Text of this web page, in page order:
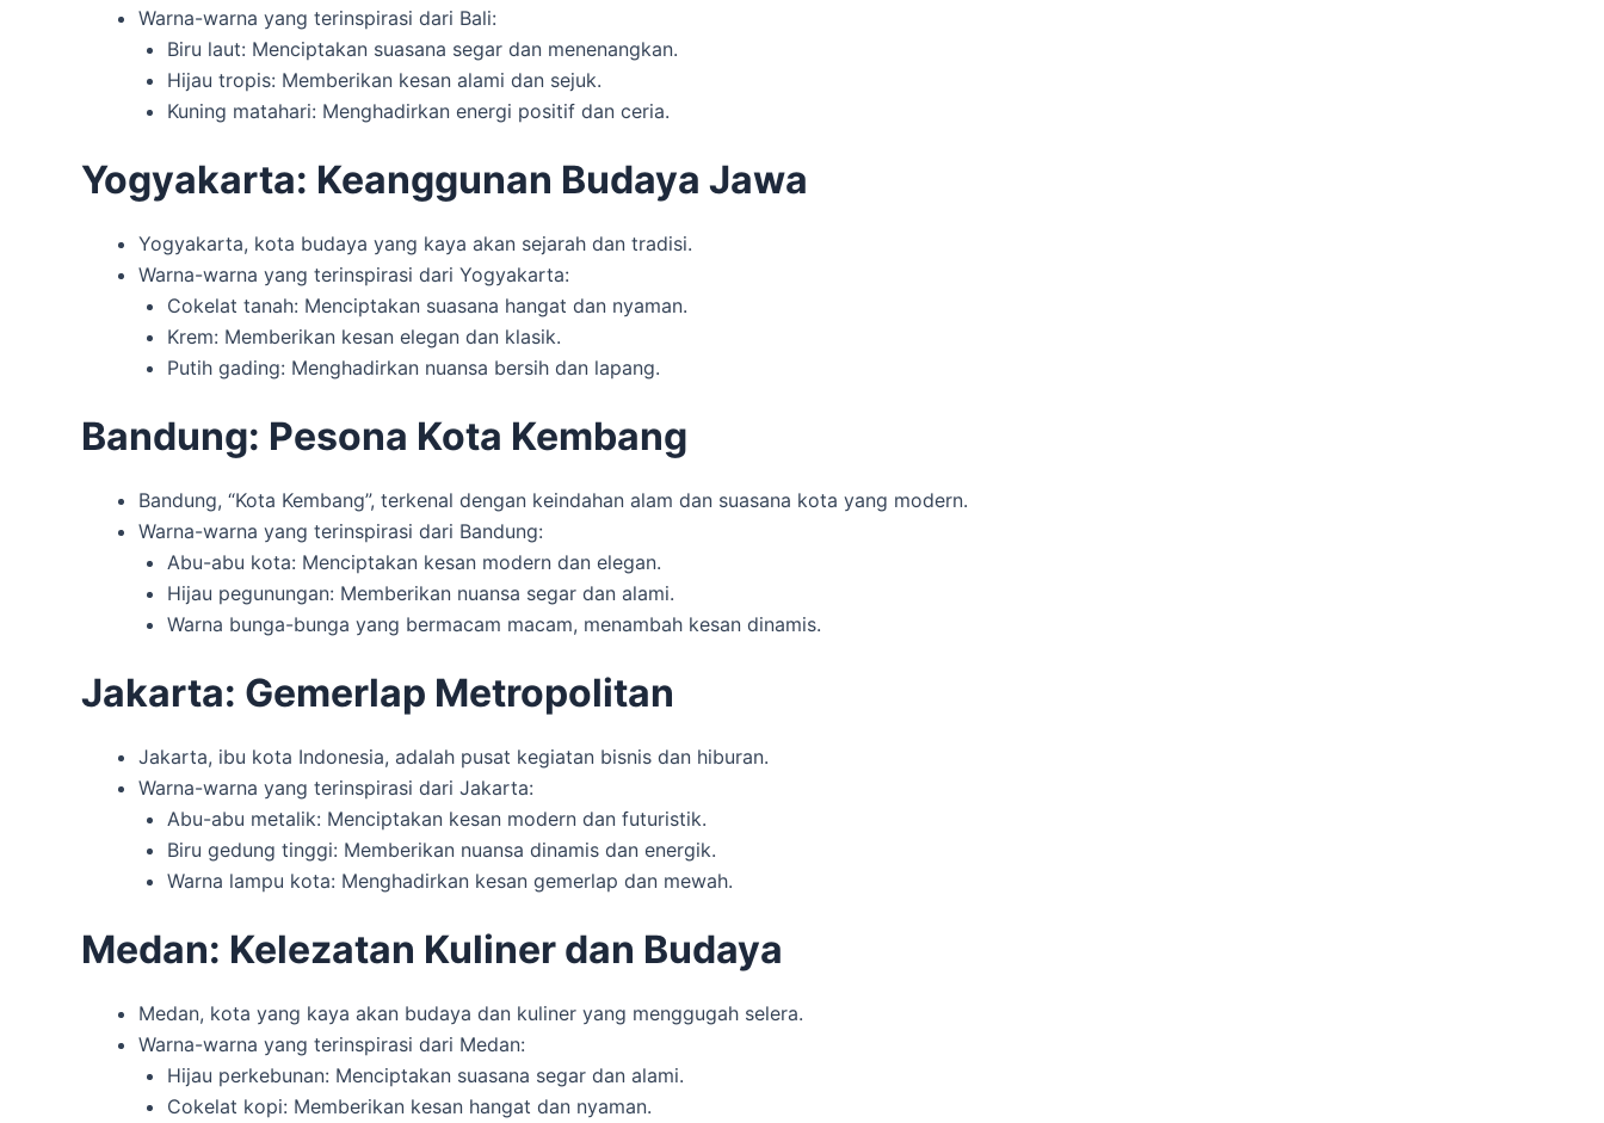
Warna-warna yang terinspirasi dari Bali:
Biru laut: Menciptakan suasana segar dan menenangkan.
Hijau tropis: Memberikan kesan alami dan sejuk.
Kuning matahari: Menghadirkan energi positif dan ceria.
Yogyakarta: Keanggunan Budaya Jawa
Yogyakarta, kota budaya yang kaya akan sejarah dan tradisi.
Warna-warna yang terinspirasi dari Yogyakarta:
Cokelat tanah: Menciptakan suasana hangat dan nyaman.
Krem: Memberikan kesan elegan dan klasik.
Putih gading: Menghadirkan nuansa bersih dan lapang.
Bandung: Pesona Kota Kembang
Bandung, “Kota Kembang”, terkenal dengan keindahan alam dan suasana kota yang modern.
Warna-warna yang terinspirasi dari Bandung:
Abu-abu kota: Menciptakan kesan modern dan elegan.
Hijau pegunungan: Memberikan nuansa segar dan alami.
Warna bunga-bunga yang bermacam macam, menambah kesan dinamis.
Jakarta: Gemerlap Metropolitan
Jakarta, ibu kota Indonesia, adalah pusat kegiatan bisnis dan hiburan.
Warna-warna yang terinspirasi dari Jakarta:
Abu-abu metalik: Menciptakan kesan modern dan futuristik.
Biru gedung tinggi: Memberikan nuansa dinamis dan energik.
Warna lampu kota: Menghadirkan kesan gemerlap dan mewah.
Medan: Kelezatan Kuliner dan Budaya
Medan, kota yang kaya akan budaya dan kuliner yang menggugah selera.
Warna-warna yang terinspirasi dari Medan:
Hijau perkebunan: Menciptakan suasana segar dan alami.
Cokelat kopi: Memberikan kesan hangat dan nyaman.